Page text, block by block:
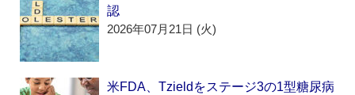
認
2026年07月21日 (火)
米FDA、Tzieldをステージ3の1型糖尿病